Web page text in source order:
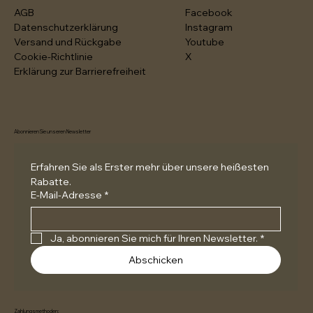
AGB
Datenschutzerklärung
Versand und Rückgabe
Cookie-Richtlinie
Erklärung zur Barrierefreiheit
Facebook
Instagram
Youtube
X
Abonnieren Sie unseren Newsletter
Erfahren Sie als Erster mehr über unsere heißesten
Rabatte.
E-Mail-Adresse *
Ja, abonnieren Sie mich für Ihren Newsletter. *
Abschicken
Zahlungsmethoden: